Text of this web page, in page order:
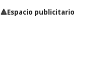
🔺Espacio publicitario